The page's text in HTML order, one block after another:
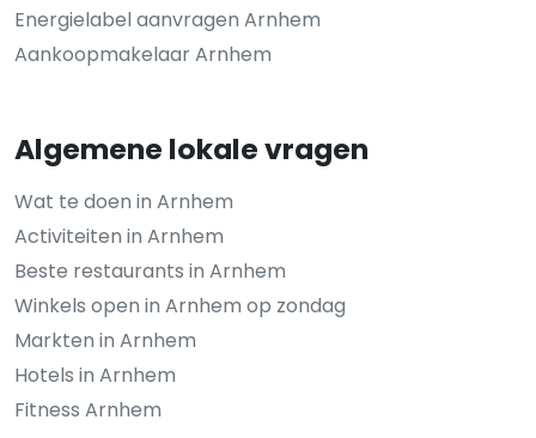
Energielabel aanvragen Arnhem
Aankoopmakelaar Arnhem
Algemene lokale vragen
Wat te doen in Arnhem
Activiteiten in Arnhem
Beste restaurants in Arnhem
Winkels open in Arnhem op zondag
Markten in Arnhem
Hotels in Arnhem
Fitness Arnhem